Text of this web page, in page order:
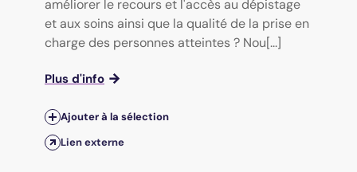
améliorer le recours et l'accès au dépistage
et aux soins ainsi que la qualité de la prise en
charge des personnes atteintes ? Nou[...]
Plus d'info
Ajouter à la sélection
Lien externe